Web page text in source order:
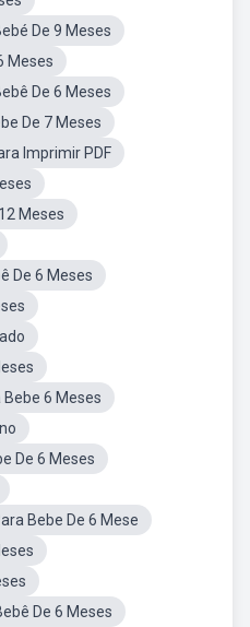
De 9 Meses
Meses
De 6 Meses
De 7 Meses
Imprimir PDF
Meses
De 6 Meses
6 Meses
De 6 Meses
Bebe De 6 Mese
De 6 Meses